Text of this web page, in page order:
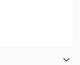
iar povestea sa
In ceasurile
catre
ce ne
a reusit o